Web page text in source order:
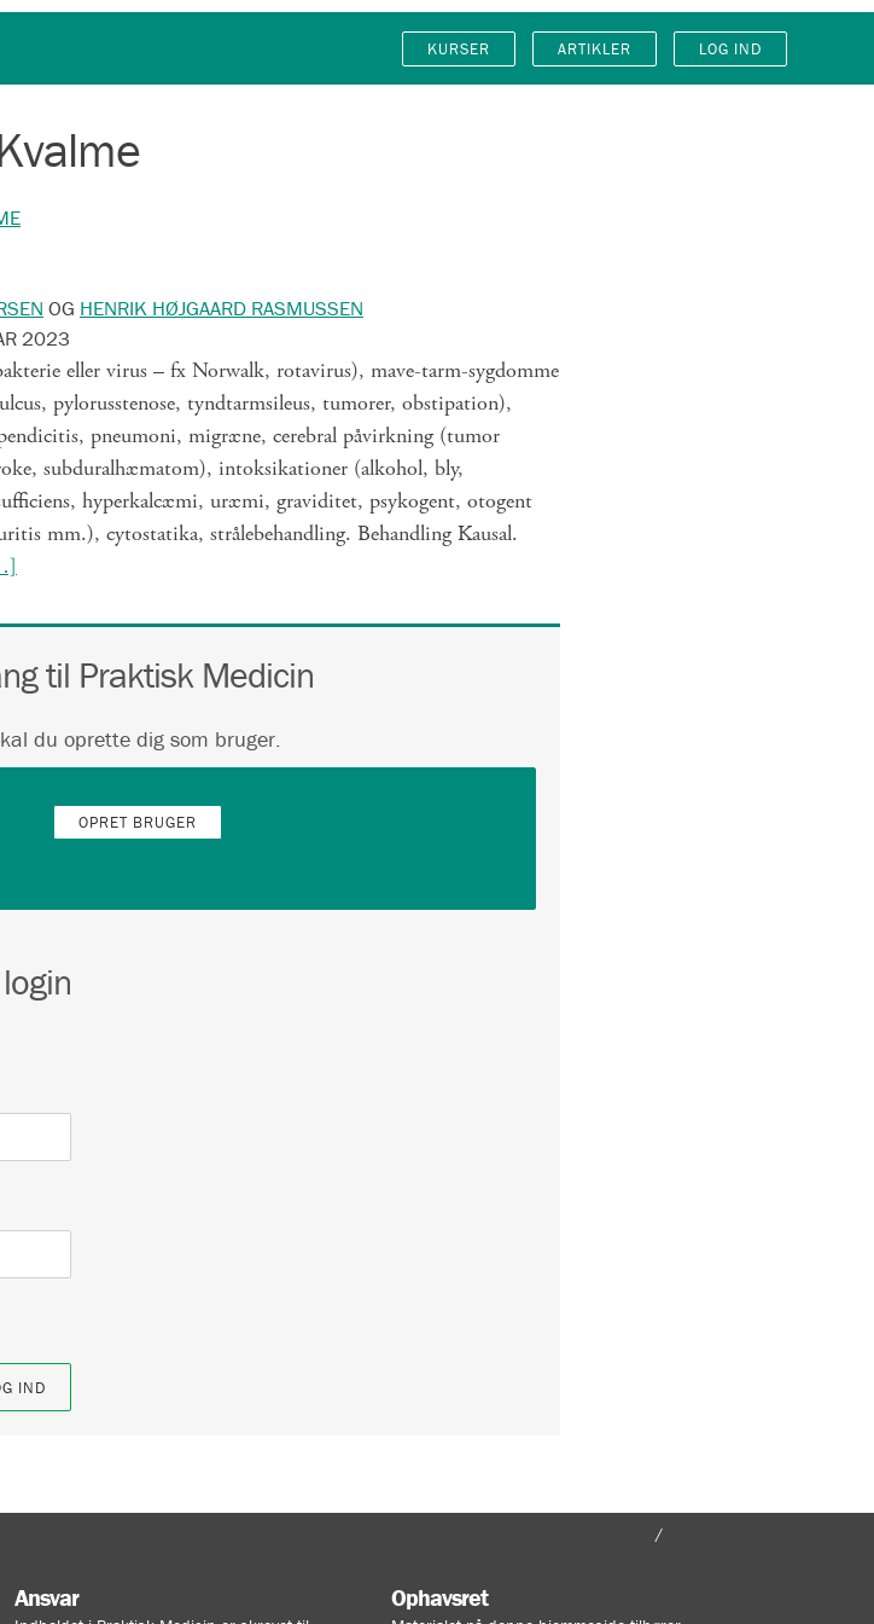
KURSER ARTIKLER LOG IND
OG HENRIK HØJGAARD RASMUSSEN
2023
eller virus – fx Norwalk, rotavirus), mave-tarm-sygdomme
pylorusstenose, tyndtarmsileus, tumorer, obstipation),
pneumoni, migræne, cerebral påvirkning (tumor
subduralhæmatom), intoksikationer (alkohol, bly,
hyperkalcæmi, uræmi, graviditet, psykogent, otogent
mm.), cytostatika, strålebehandling. Behandling Kausal.
til Praktisk Medicin
du oprette dig som bruger.
OPRET BRUGER
Ansvar Ophavsret